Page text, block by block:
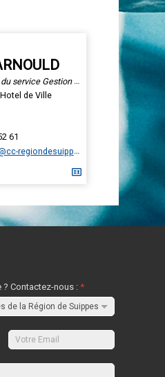
de Ville
61
regiondesuippes.com
? Contactez-nous :*